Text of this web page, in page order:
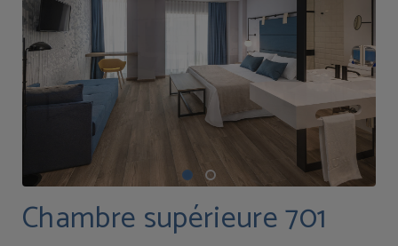
Chambre supérieure 701